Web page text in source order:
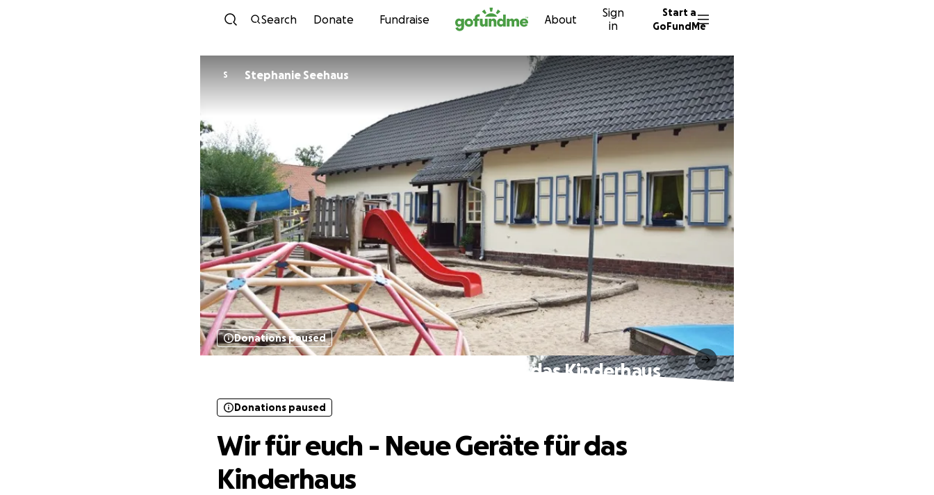
Skip to content
Search Donate Fundraise About
Sign
in
Start a
GoFundMe
S Stephanie Seehaus
Donations paused
Wir für euch - Neue Geräte für das Kinderhaus
Donations paused
Wir für euch - Neue Geräte für das
Kinderhaus